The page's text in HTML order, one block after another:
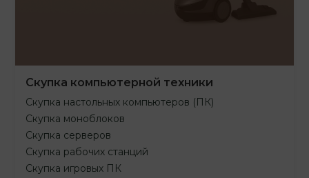
Скупка компьютерной техники
Скупка настольных компьютеров (ПК)
Скупка моноблоков
Скупка серверов
Скупка рабочих станций
Скупка игровых ПК